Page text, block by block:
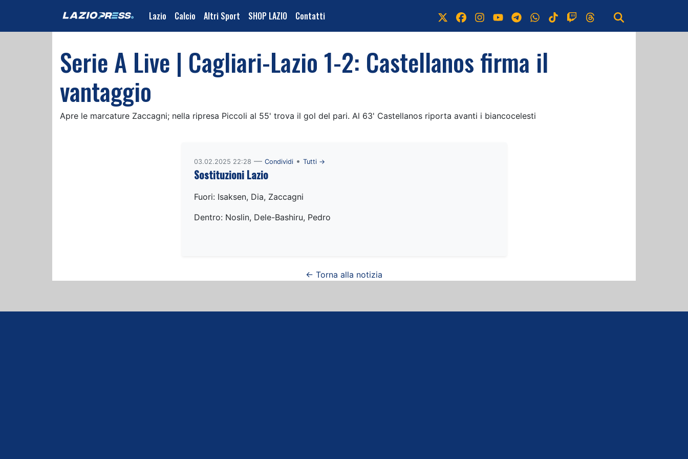
Lazio Calcio Altri Sport SHOP LAZIO Contatti
Serie A Live | Cagliari-Lazio 1-2: Castellanos firma il
vantaggio
Apre le marcature Zaccagni; nella ripresa Piccoli al 55' trova il gol del pari. Al 63' Castellanos riporta avanti i biancocelesti
03.02.2025 22:28 — Condividi• Tutti →
Sostituzioni Lazio
Fuori: Isaksen, Dia, Zaccagni
Dentro: Noslin, Dele-Bashiru, Pedro
← Torna alla notizia